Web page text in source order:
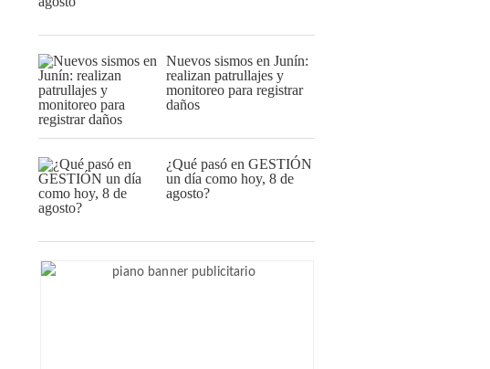
Nuevos sismos en Junín:
realizan patrullajes y
monitoreo para registrar
daños
¿Qué pasó en GESTIÓN
un día como hoy, 8 de
agosto?